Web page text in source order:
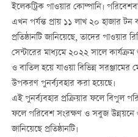
ইলেকট্রিক পাওয়ার কোম্পানি।
এখন পর্যন্ত প্রায় ১১ লাখ ২০ হাজার টন
প্রতিষ্ঠানটি জানিয়েছে, তাদের পাওয়ার
সেন্টারের মাধ্যমে ২০২২ সালে
ও বাতিল হয়ে যাওয়া বিভিন্ন
উপকরণ পুনর্ব্যবহার করা হয়েছে।
এই পুনর্ব্যবহার প্রক্রিয়ার ফলে বিপুল
ফলে পরিবেশ সংরক্ষণ ও সবুজ উন্নয়নে
জানিয়েছে প্রতিষ্ঠানটি।